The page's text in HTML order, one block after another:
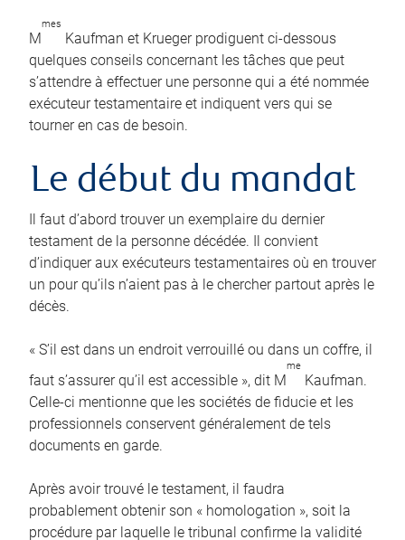
M
mes
Kaufman et Krueger prodiguent ci-dessous
quelques conseils concernant les tâches que peut
s’attendre à effectuer une personne qui a été nommée
exécuteur testamentaire et indiquent vers qui se
tourner en cas de besoin.
Le début du mandat
Il faut d’abord trouver un exemplaire du dernier
testament de la personne décédée. Il convient
d’indiquer aux exécuteurs testamentaires où en trouver
un pour qu’ils n’aient pas à le chercher partout après le
décès.
« S’il est dans un endroit verrouillé ou dans un coffre, il
faut s’assurer qu’il est accessible », dit M
me
Kaufman.
Celle-ci mentionne que les sociétés de fiducie et les
professionnels conservent généralement de tels
documents en garde.
Après avoir trouvé le testament, il faudra
probablement obtenir son « homologation », soit la
procédure par laquelle le tribunal confirme la validité